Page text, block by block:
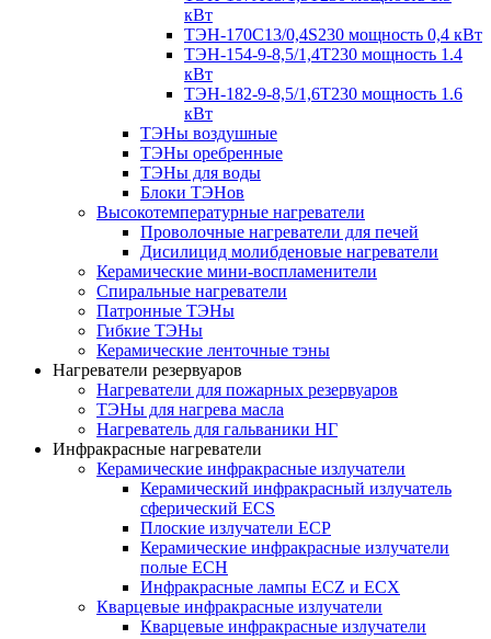
кВт
ТЭН-170C13/0,4S230 мощность 0,4 кВт
ТЭН-154-9-8,5/1,4Т230 мощность 1.4
кВт
ТЭН-182-9-8,5/1,6Т230 мощность 1.6
кВт
ТЭНы воздушные
ТЭНы оребренные
ТЭНы для воды
Блоки ТЭНов
Высокотемпературные нагреватели
Проволочные нагреватели для печей
Дисилицид молибденовые нагреватели
Керамические мини-воспламенители
Спиральные нагреватели
Патронные ТЭНы
Гибкие ТЭНы
Керамические ленточные тэны
Нагреватели резервуаров
Нагреватели для пожарных резервуаров
ТЭНы для нагрева масла
Нагреватель для гальваники НГ
Инфракрасные нагреватели
Керамические инфракрасные излучатели
Керамический инфракрасный излучатель
сферический ECS
Плоские излучатели ECP
Керамические инфракрасные излучатели
полые ECH
Инфракрасные лампы ECZ и ECX
Кварцевые инфракрасные излучатели
Кварцевые инфракрасные излучатели